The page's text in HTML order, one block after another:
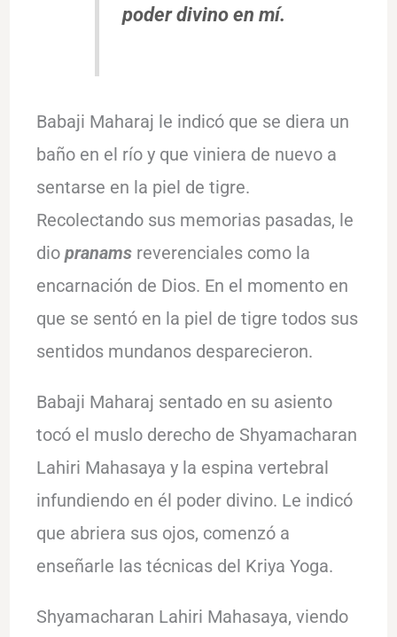
poder divino en mí.
Babaji Maharaj le indicó que se diera un
baño en el río y que viniera de nuevo a
sentarse en la piel de tigre.
Recolectando sus memorias pasadas, le
dio pranamsreverenciales como la
encarnación de Dios. En el momento en
que se sentó en la piel de tigre todos sus
sentidos mundanos desparecieron.
Babaji Maharaj sentado en su asiento
tocó el muslo derecho de Shyamacharan
Lahiri Mahasaya y la espina vertebral
infundiendo en él poder divino. Le indicó
que abriera sus ojos, comenzó a
enseñarle las técnicas del Kriya Yoga.
Shyamacharan Lahiri Mahasaya, viendo